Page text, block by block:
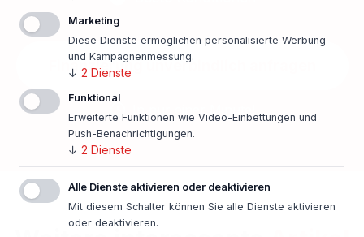
Finanzierung unverbindlich anfragen
In nur einer Minute!
Marketing
Diese Dienste ermöglichen personalisierte Werbung
und Kampagnenmessung.
↓ 2 Dienste
Funktional
Erweiterte Funktionen wie Video-Einbettungen und
Push-Benachrichtigungen.
↓ 2 Dienste
Alle Dienste aktivieren oder deaktivieren
Mit diesem Schalter können Sie alle Dienste aktivieren
oder deaktivieren.